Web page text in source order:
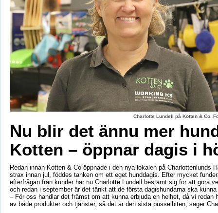
Charlotte Lundell på Kotten & Co.
Nu blir det ännu mer
Kotten – öppnar dagis i
Redan innan Kotten & Co öppnade i den nya lokalen på Charlottenlunds
strax innan jul, föddes tanken om ett eget hunddagis. Efter mycket
efterfrågan från kunder har nu Charlotte Lundell bestämt sig för att göra
och redan i september är det tänkt att de första dagishundarna ska
– För oss handlar det främst om att kunna erbjuda en helhet, då vi redan
av både produkter och tjänster, så det är den sista pusselbiten, säger